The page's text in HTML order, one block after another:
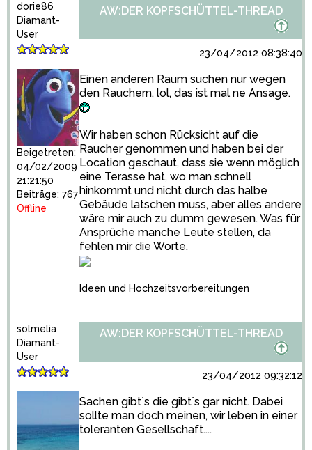
dorie86
Diamant-
User
Beigetreten:
04/02/2009
21:21:50
Beiträge: 767
Offline
AW:DER KOPFSCHÜTTEL-THREAD
23/04/2012 08:38:40
Einen anderen Raum suchen nur wegen
den Rauchern, lol, das ist mal ne Ansage.
Wir haben schon Rücksicht auf die
Raucher genommen und haben bei der
Location geschaut, dass sie wenn möglich
eine Terasse hat, wo man schnell
hinkommt und nicht durch das halbe
Gebäude latschen muss, aber alles andere
wäre mir auch zu dumm gewesen. Was für
Ansprüche manche Leute stellen, da
fehlen mir die Worte.
Ideen und Hochzeitsvorbereitungen
solmelia
Diamant-
User
AW:DER KOPFSCHÜTTEL-THREAD
23/04/2012 09:32:12
Sachen gibt´s die gibt´s gar nicht. Dabei
sollte man doch meinen, wir leben in einer
toleranten Gesellschaft....